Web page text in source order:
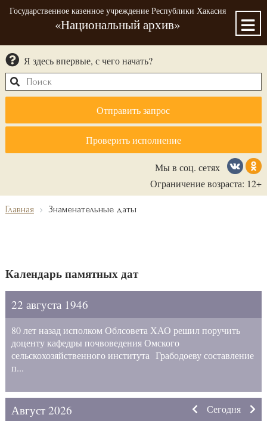
Государственное казенное учреждение Республики Хакасия
«Национальный архив»
Я здесь впервые, с чего начать?
Отправить запрос
Проверить исполнение
Мы в соц. сетях
Ограничение возраста: 12+
Главная Знаменательные даты
Календарь памятных дат
22 августа 1946
80 лет назад исполком Облсовета ХАО решил поручить
доценту кафедры почвоведения Омского
сельскохозяйственного института Грабодоеву составление
п...
Август 2026 Сегодня